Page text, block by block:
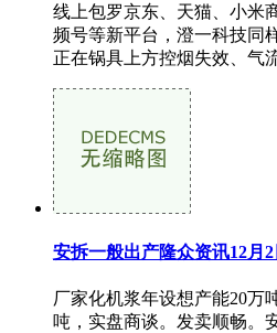
线上包罗京东、天猫、小米
频号等新平台，澄一科技同
正在锅具上方控烟失效、气
安拆一般出产隆众资讯12月
厂家化机浆年设想产能20万
吨，实盘商谈。发卖顺畅。